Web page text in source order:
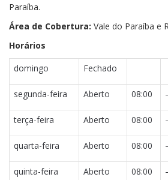
Paraíba.
Área de Cobertura: Vale do Paraíba e
Horários
domingo
Fechado
segunda-feira Aberto 08:00
terça-feira Aberto 08:00
quarta-feira Aberto 08:00
quinta-feira Aberto 08:00